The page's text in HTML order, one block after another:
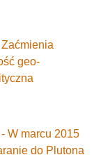
geo-
W marcu 2015
do Plutona